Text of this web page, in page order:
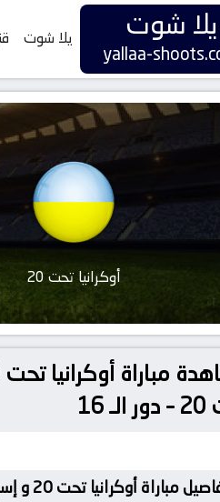
يلا شوت
yallaa-
يلا شوت
أوكرانيا تحت 20
مباراة أوكرانيا تحت 20 و إسبانيا تحت 20